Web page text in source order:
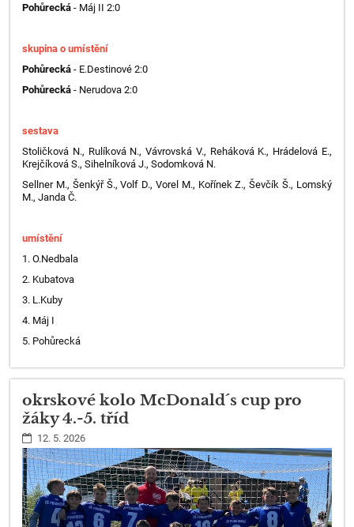
Pohůrecká - Máj II 2:0
skupina o umístění
Pohůrecká - E.Destinové 2:0
Pohůrecká- Nerudova 2:0
sestava
Stoličková N., Rulíková N., Vávrovská V., Reháková K., Hrádelová E.,
Krejčíková S., Sihelníková J., Sodomková N.
Sellner M., Šenkýř Š., Volf D., Vorel M., Kořínek Z., Ševčík Š., Lomský
M., Janda Č.
umístění
1. O.Nedbala
2. Kubatova
3. L.Kuby
4. Máj I
5. Pohůrecká
okrskové kolo McDonald´s cup pro
žáky 4.-5. tříd
12. 5. 2026